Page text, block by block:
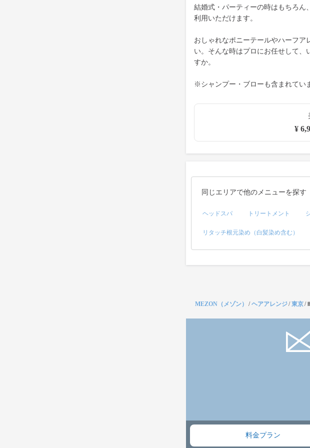
結婚式・パーティーの時はもちろん
利用いただけます。
おしゃれなポニーテールやハーフア
い。そんな時はプロにお任せして
すか。
※シャンプー・ブローも含まれてい
¥
同じエリアで他のメニューを探す
ヘッドスパ トリートメント
リタッチ根元染め（白髪染め含む）
料金プラン
MEZON（メゾン） /ヘアアレンジ/東京/